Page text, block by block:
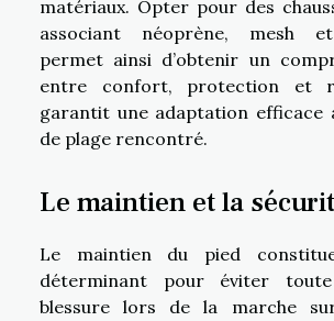
matériaux. Opter pour des
associant néoprène, mesh
permet ainsi d’obtenir un
entre confort, protection et
garantit une adaptation efficace
de plage rencontré.
Le maintien et la
Le maintien du pied
déterminant pour éviter
blessure lors de la marche